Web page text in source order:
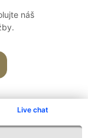
Live chat
náš